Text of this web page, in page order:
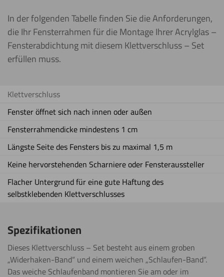
In der folgenden Tabelle finden Sie die Anforderungen,
die Ihr Fensterrahmen für die Montage Ihrer Acrylglas –
Fensterabdichtung mit diesem Klettverschluss – Set
erfüllen muss.
Klettverschluss
Fenster öffnet sich nach innen oder außen
Fensterrahmendicke mindestens 1 cm
Längste Seite des Fensters bis zu maximal 1,5 m
Keine hervorstehenden Scharniere oder Fensteraussteller
Flacher Untergrund für eine gute Haftung des
selbstklebenden Klettverschlusses
Spezifikationen
Dieses Klettverschluss – Set besteht aus einem groben
„Widerhaken-Band“ und einem weichen „Schlaufen-Band“.
Das weiche Schlaufenband montieren Sie am oder im